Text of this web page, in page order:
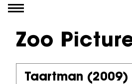
Go to content
Zoo
Taartman (2009)